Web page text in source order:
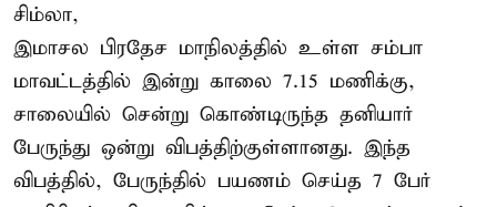
சிம்லா,
இமாசல பிரதேச மாநிலத்தில் உள்ள சம்பா
மாவட்டத்தில் இன்று காலை 7.15 மணிக்கு,
சாலையில் சென்று கொண்டிருந்த தனியார்
பேருந்து ஒன்று விபத்திற்குள்ளானது. இந்த
விபத்தில், பேருந்தில் பயணம் செய்த 7 பேர்